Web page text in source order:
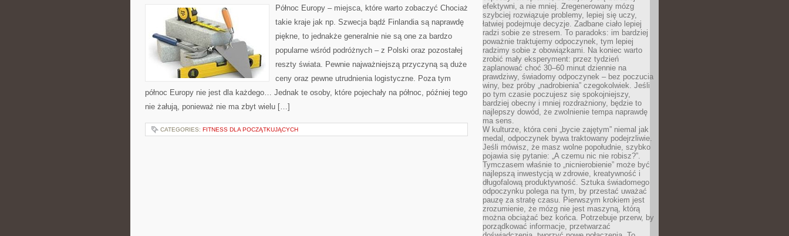
Północ Europy – miejsca, które warto zobaczyć Chociaż
takie kraje jak np. Szwecja bądź Finlandia są naprawdę
piękne, to jednakże generalnie nie są one za bardzo
popularne wśród podróżnych – z Polski oraz pozostałej
reszty świata. Pewnie najważniejszą przyczyną są duże
ceny oraz pewne utrudnienia logistyczne. Poza tym
północ Europy nie jest dla każdego… Jednak te osoby, które pojechały na północ, później tego
nie żałują, ponieważ nie ma zbyt wielu […]
CATEGORIES: FITNESS DLA POCZĄTKUJĄCYCH
efektywni, a nie mniej. Zregenerowany mózg
szybciej rozwiązuje problemy, lepiej się uczy,
łatwiej podejmuje decyzje. Zadbane ciało lepiej
radzi sobie ze stresem. To paradoks: im bardziej
poważnie traktujemy odpoczynek, tym lepiej
radzimy sobie z obowiązkami. Na koniec warto
zrobić mały eksperyment: przez tydzień
zaplanować choć 30–60 minut dziennie na
prawdziwy, świadomy odpoczynek – bez poczucia
winy, bez próby „nadrobienia” czegokolwiek. Jeśli
po tym czasie poczujesz się spokojniejszy,
bardziej obecny i mniej rozdrażniony, będzie to
najlepszy dowód, że zwolnienie tempa naprawdę
ma sens.
W kulturze, która ceni „bycie zajętym” niemal jak
medal, odpoczynek bywa traktowany podejrzliwie.
Jeśli mówisz, że masz wolne popołudnie, szybko
pojawia się pytanie: „A czemu nic nie robisz?”.
Tymczasem właśnie to „nicnierobienie” może być
najlepszą inwestycją w zdrowie, kreatywność i
długofalową produktywność. Sztuka świadomego
odpoczynku polega na tym, by przestać uważać
pauzę za stratę czasu. Pierwszym krokiem jest
zrozumienie, że mózg nie jest maszyną, którą
można obciążać bez końca. Potrzebuje przerw, by
porządkować informacje, przetwarzać